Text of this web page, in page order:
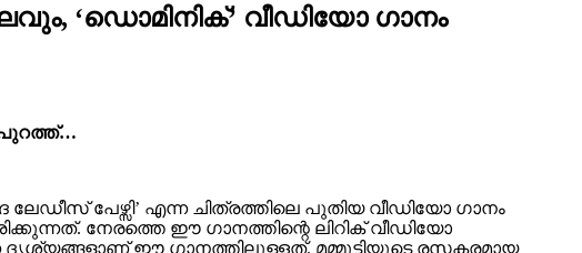
‘ഡൊമിനിക്’ വീഡിയോ ഗാനം
പുറത്ത്…
പേഴ്സി’ എന്ന ചിത്രത്തിലെ പുതിയ വീഡിയോ ഗാനം
നേരത്തെ ഈ ഗാനത്തിന്റെ ലിറിക് വീഡിയോ
ഈ ഗാനത്തിലുള്ളത്. മമ്മൂട്ടിയുടെ രസകരമായ